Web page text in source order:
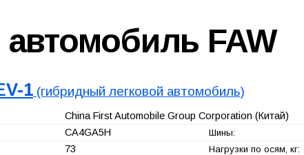
FAW
1(гибридный легковой автомобиль)
China First Automobile Group Corporation (Китай)
CA4GA5H Шины:
73 Нагрузки по осям, кг: